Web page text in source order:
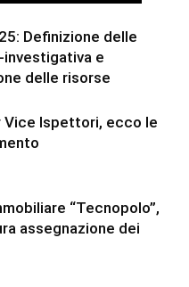
Definizione delle
e
delle risorse
Vice Ispettori, ecco le
“Tecnopolo”,
assegnazione dei